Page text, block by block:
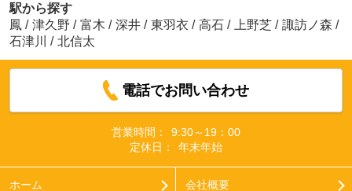
駅から探す
鳳 / 津久野 / 富木 / 深井 / 東羽衣 / 高石 / 上野芝 / 諏訪ノ森 /
石津川
/ 北信太
電話でお問い合わせ
営業時間：
9:30～19：00
定休日：
年末年始
ホーム 会社概要